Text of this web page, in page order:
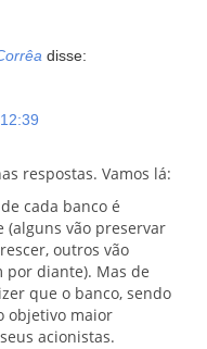
disse:
respostas. Vamos lá:
cada banco é
vão preservar
outros vão
por diante). Mas de
que o banco, sendo
objetivo maior
acionistas.